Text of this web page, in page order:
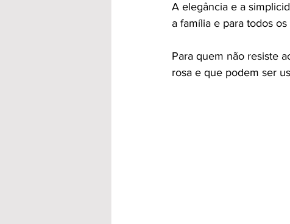
A elegância e a
a família e para todos os
Para quem não resiste
rosa e que podem ser